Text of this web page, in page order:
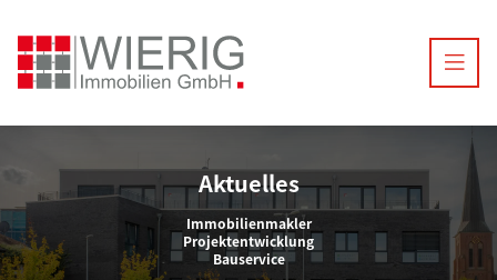
Aktuelles
Immobilienmakler
Projektentwicklung
Bauservice